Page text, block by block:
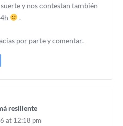
y nos contestan también
.
por parte y comentar.
resiliente
at 12:18 pm